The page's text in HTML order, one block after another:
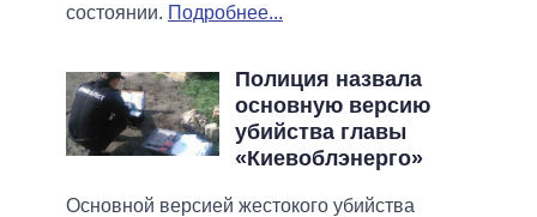
состоянии. Подробнее...
Полиция назвала
основную версию
убийства главы
«Киевоблэнерго»
Основной версией жестокого убийства